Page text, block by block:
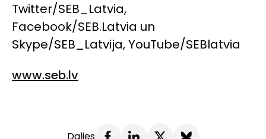
Twitter/SEB_Latvia,
Facebook/SEB.Latvia un
Skype/SEB_Latvija, YouTube/SEBlatvia
www.seb.lv